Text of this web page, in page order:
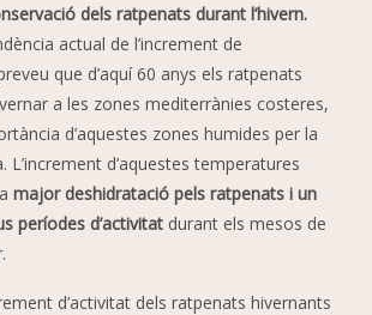
dels ratpenats durant l’hivern.
actual de l’increment de
que d’aquí 60 anys els ratpenats
a les zones mediterrànies costeres,
d’aquestes zones humides per la
L’increment d’aquestes temperatures
major deshidratació pels ratpenats i un
períodes d’activitat durant els mesos de
d’activitat dels ratpenats hivernants